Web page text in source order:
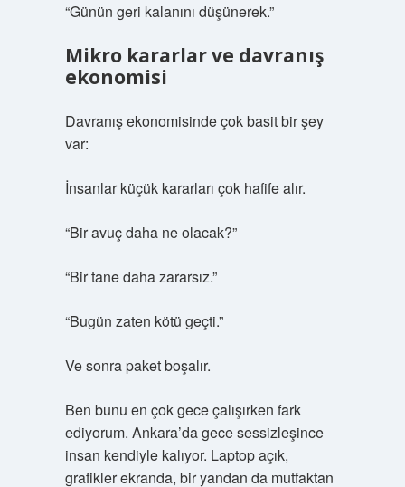
“Günün geri kalanını düşünerek.”
Mikro kararlar ve davranış
ekonomisi
Davranış ekonomisinde çok basit bir şey
var:
İnsanlar küçük kararları çok hafife alır.
“Bir avuç daha ne olacak?”
“Bir tane daha zararsız.”
“Bugün zaten kötü geçti.”
Ve sonra paket boşalır.
Ben bunu en çok gece çalışırken fark
ediyorum. Ankara’da gece sessizleşince
insan kendiyle kalıyor. Laptop açık,
grafikler ekranda, bir yandan da mutfaktan